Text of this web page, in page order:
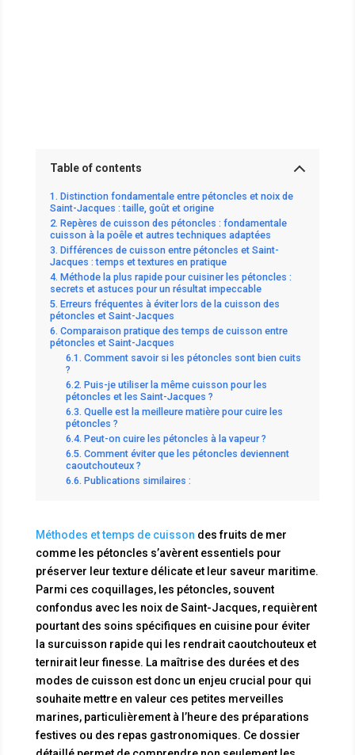
Table of contents
Distinction fondamentale entre pétoncles et noix de
Saint-Jacques : taille, goût et origine
Repères de cuisson des pétoncles : fondamentale
cuisson à la poêle et autres techniques adaptées
Différences de cuisson entre pétoncles et Saint-
Jacques : temps et textures en pratique
Méthode la plus rapide pour cuisiner les pétoncles :
secrets et astuces pour un résultat impeccable
Erreurs fréquentes à éviter lors de la cuisson des
pétoncles et Saint-Jacques
Comparaison pratique des temps de cuisson entre
pétoncles et Saint-Jacques
Comment savoir si les pétoncles sont bien cuits
?
Puis-je utiliser la même cuisson pour les
pétoncles et les Saint-Jacques ?
Quelle est la meilleure matière pour cuire les
pétoncles ?
Peut-on cuire les pétoncles à la vapeur ?
Comment éviter que les pétoncles deviennent
caoutchouteux ?
Publications similaires :
Méthodes et temps de cuisson des fruits de mer
comme les pétoncles s’avèrent essentiels pour
préserver leur texture délicate et leur saveur maritime.
Parmi ces coquillages, les pétoncles, souvent
confondus avec les noix de Saint-Jacques, requièrent
pourtant des soins spécifiques en cuisine pour éviter
la surcuisson rapide qui les rendrait caoutchouteux et
ternirait leur finesse. La maîtrise des durées et des
modes de cuisson est donc un enjeu crucial pour qui
souhaite mettre en valeur ces petites merveilles
marines, particulièrement à l’heure des préparations
festives ou des repas gastronomiques. Ce dossier